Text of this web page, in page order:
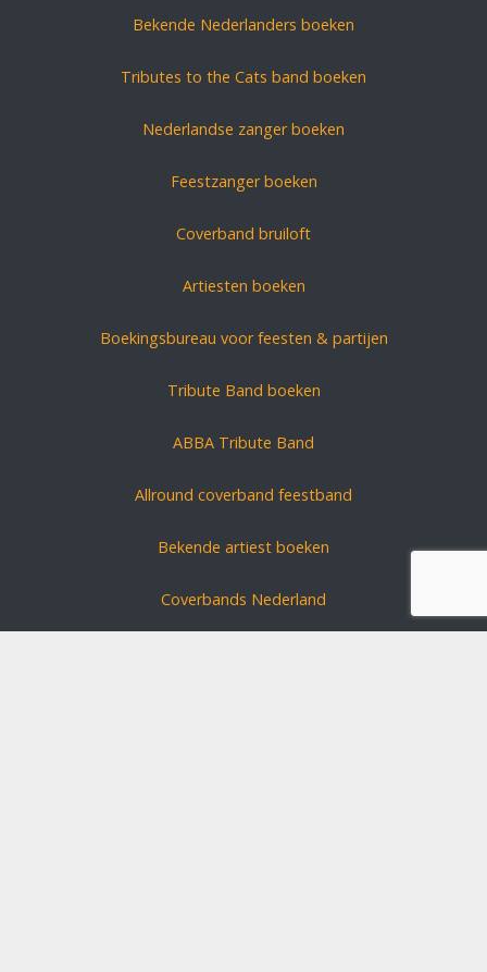
Bekende Nederlanders boeken
Tributes to the Cats band boeken
Nederlandse zanger boeken
Feestzanger boeken
Coverband bruiloft
Artiesten boeken
Boekingsbureau voor feesten & partijen
Tribute Band boeken
ABBA Tribute Band
Allround coverband feestband
Bekende artiest boeken
Coverbands Nederland